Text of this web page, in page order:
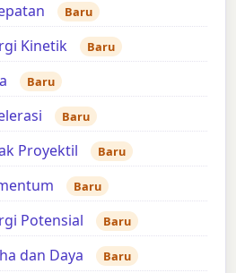
Baru
Kinetik Baru
Baru
Baru
Proyektil Baru
Baru
Potensial Baru
dan Daya Baru